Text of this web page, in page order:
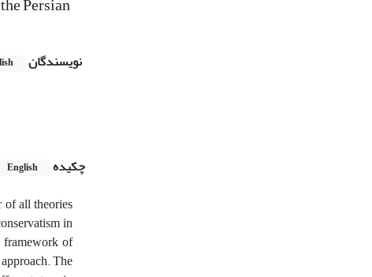
نویسندگان
چکیده
English
all theories
in
of
The